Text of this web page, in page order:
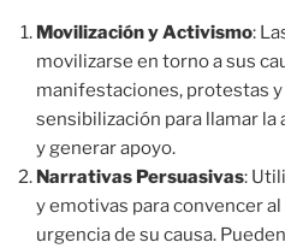
Movilización y Activismo:
movilizarse en torno a sus
manifestaciones, protestas y
sensibilización para llamar
y generar apoyo.
Narrativas Persuasivas:
y emotivas para convencer
urgencia de su causa.